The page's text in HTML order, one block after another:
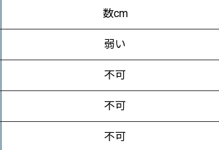
数cm
弱い
不可
不可
不可